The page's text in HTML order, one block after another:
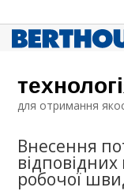
для отримання
Внесення
робочої